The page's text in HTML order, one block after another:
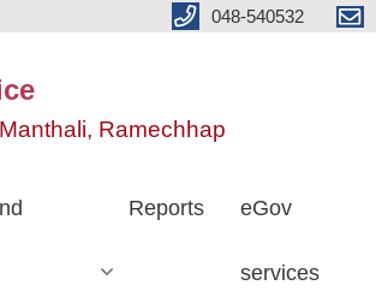
048-540532
Ramechhap
Reports eGov
services